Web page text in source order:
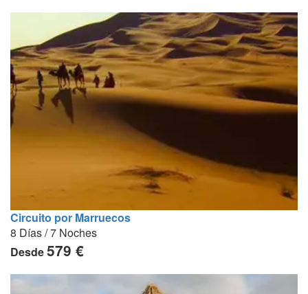
Circuito por Marruecos
8 Días / 7 Noches
Desde579 €